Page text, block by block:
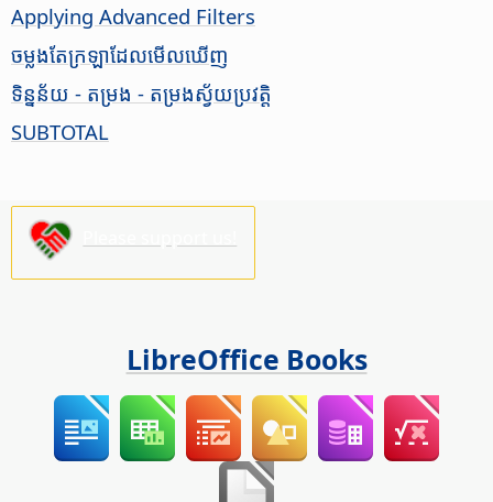
Applying Advanced Filters
ចម្លង​តែ​ក្រឡា​ដែល​មើល​ឃើញ
ទិន្នន័យ - តម្រង - តម្រង​ស្វ័យ​ប្រវត្តិ
SUBTOTAL
LibreOffice Books